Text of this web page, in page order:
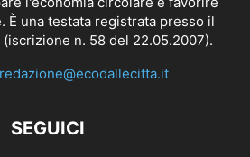
È una testata registrata presso il
n. 58 del 22.05.2007).
redazione@ecodallecitta.it
SEGUICI